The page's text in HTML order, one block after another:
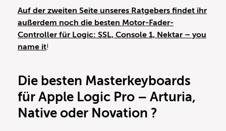
Auf der zweiten Seite unseres Ratgebers findet ihr
außerdem noch die besten Motor-Fader-
Controller für Logic: SSL, Console 1, Nektar – you
name it!
Die besten Masterkeyboards
für Apple Logic Pro – Arturia,
Native oder Novation ?